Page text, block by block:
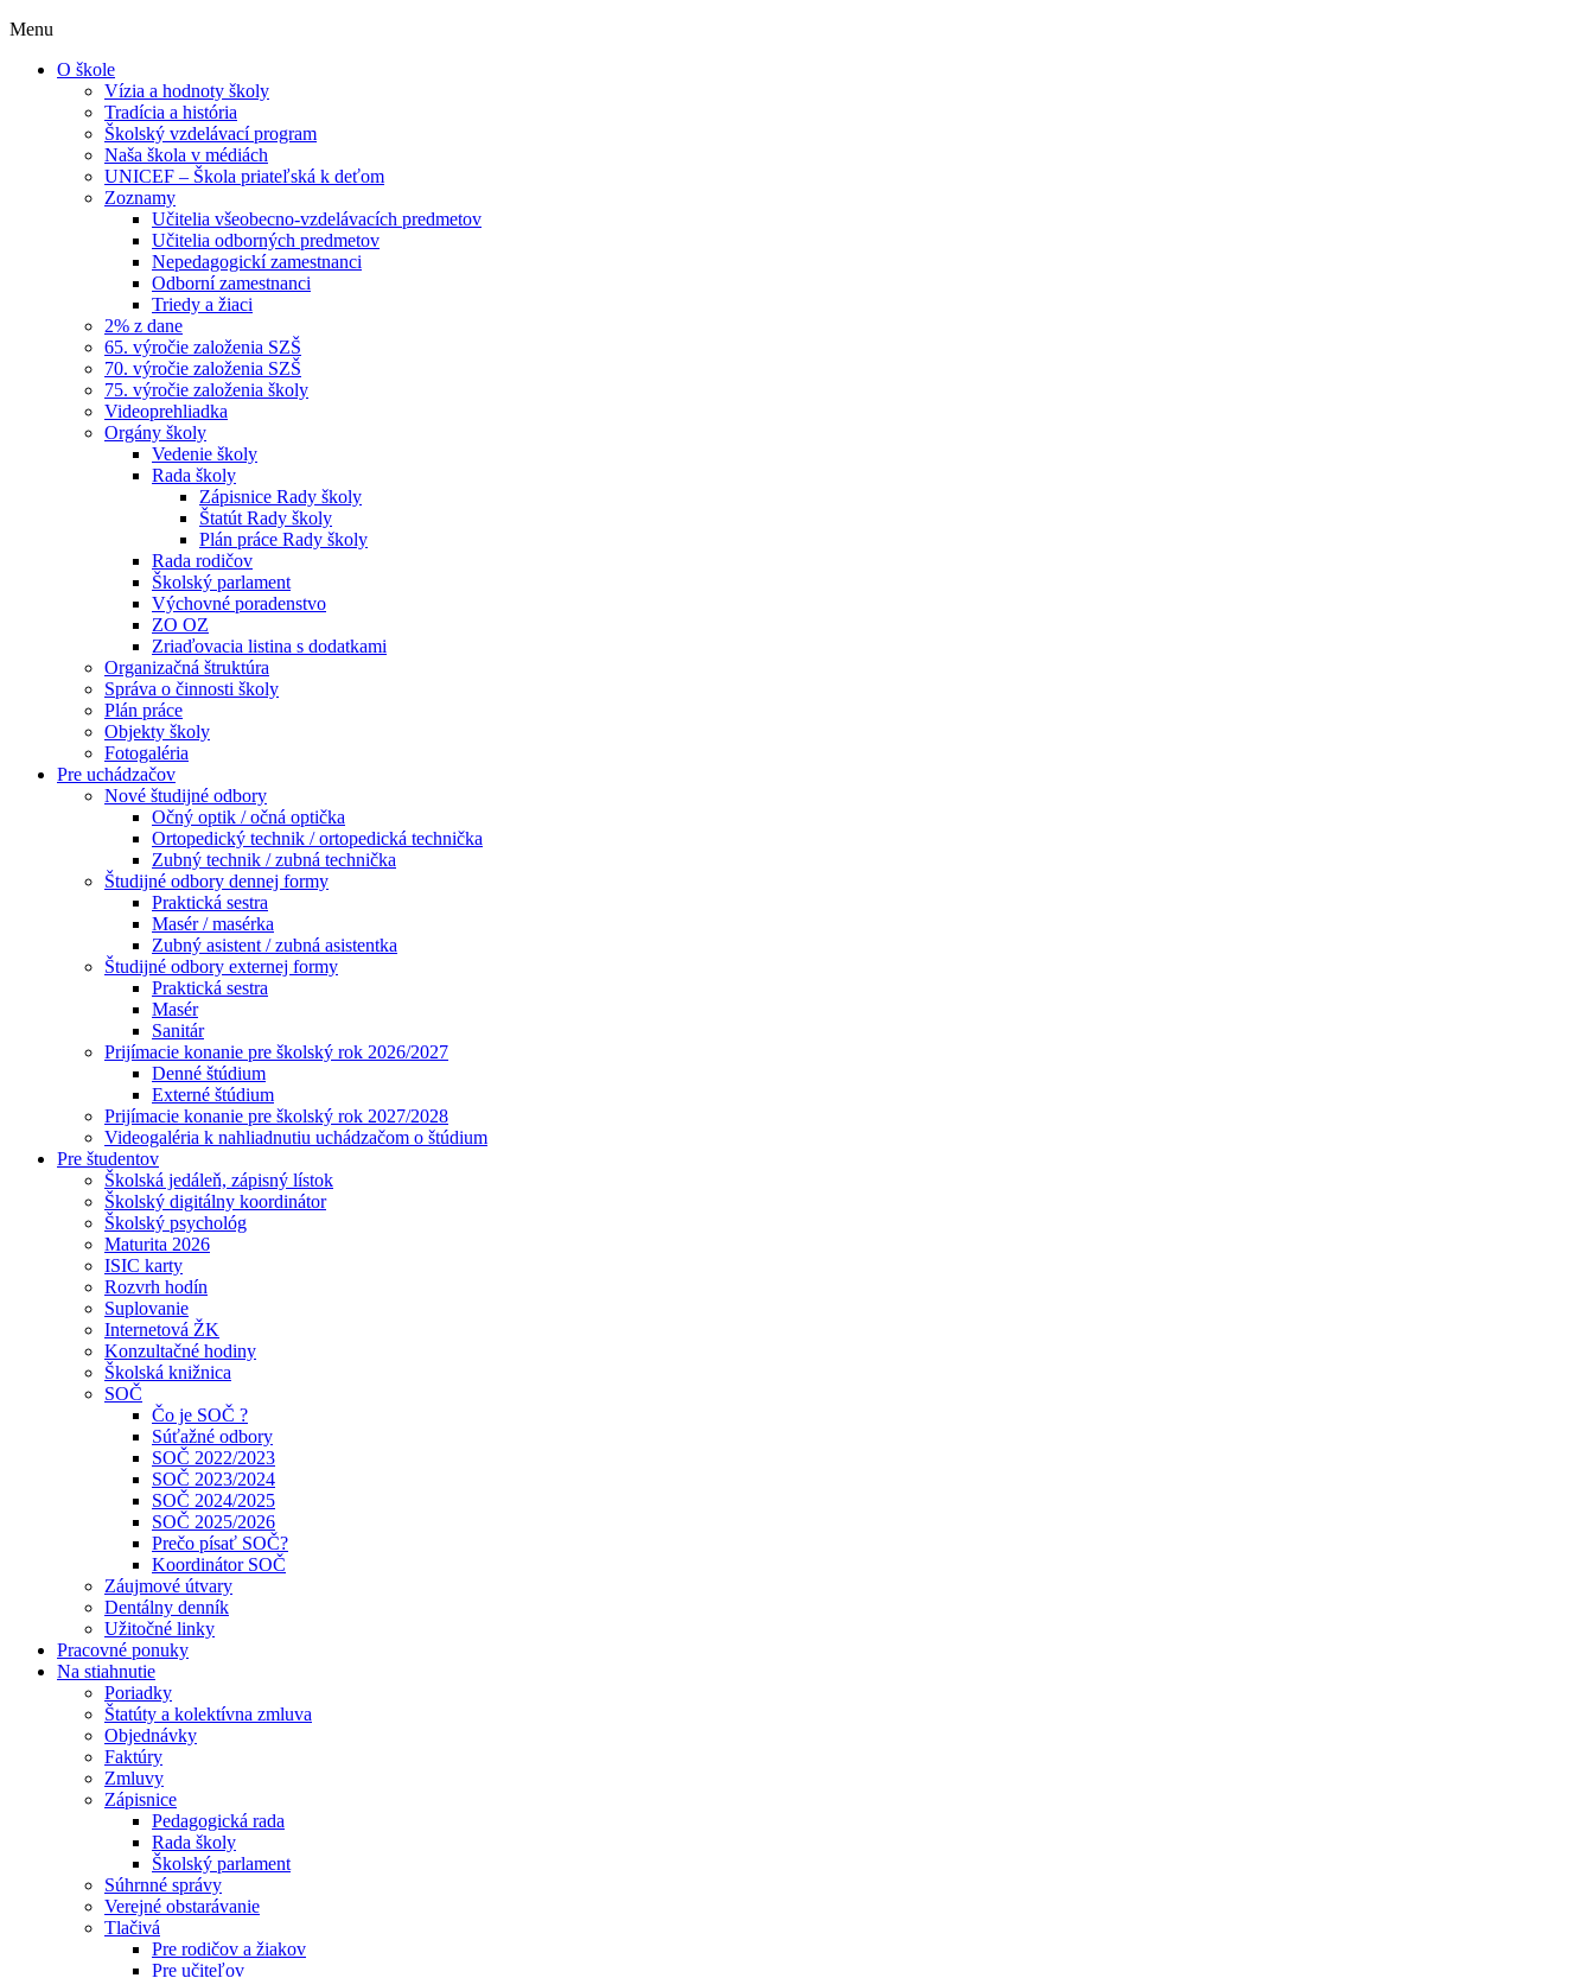
Menu
O škole
Vízia a hodnoty školy
Tradícia a história
Školský vzdelávací program
Naša škola v médiách
UNICEF – Škola priateľská k deťom
Zoznamy
Učitelia všeobecno-vzdelávacích predmetov
Učitelia odborných predmetov
Nepedagogickí zamestnanci
Odborní zamestnanci
Triedy a žiaci
2% z dane
65. výročie založenia SZŠ
70. výročie založenia SZŠ
75. výročie založenia školy
Videoprehliadka
Orgány školy
Vedenie školy
Rada školy
Zápisnice Rady školy
Štatút Rady školy
Plán práce Rady školy
Rada rodičov
Školský parlament
Výchovné poradenstvo
ZO OZ
Zriaďovacia listina s dodatkami
Organizačná štruktúra
Správa o činnosti školy
Plán práce
Objekty školy
Fotogaléria
Pre uchádzačov
Nové študijné odbory
Očný optik / očná optička
Ortopedický technik / ortopedická technička
Zubný technik / zubná technička
Študijné odbory dennej formy
Praktická sestra
Masér / masérka
Zubný asistent / zubná asistentka
Študijné odbory externej formy
Praktická sestra
Masér
Sanitár
Prijímacie konanie pre školský rok 2026/2027
Denné štúdium
Externé štúdium
Prijímacie konanie pre školský rok 2027/2028
Videogaléria k nahliadnutiu uchádzačom o štúdium
Pre študentov
Školská jedáleň, zápisný lístok
Školský digitálny koordinátor
Školský psychológ
Maturita 2026
ISIC karty
Rozvrh hodín
Suplovanie
Internetová ŽK
Konzultačné hodiny
Školská knižnica
SOČ
Čo je SOČ ?
Súťažné odbory
SOČ 2022/2023
SOČ 2023/2024
SOČ 2024/2025
SOČ 2025/2026
Prečo písať SOČ?
Koordinátor SOČ
Záujmové útvary
Dentálny denník
Užitočné linky
Pracovné ponuky
Na stiahnutie
Poriadky
Štatúty a kolektívna zmluva
Objednávky
Faktúry
Zmluvy
Zápisnice
Pedagogická rada
Rada školy
Školský parlament
Súhrnné správy
Verejné obstarávanie
Tlačivá
Pre rodičov a žiakov
Pre učiteľov